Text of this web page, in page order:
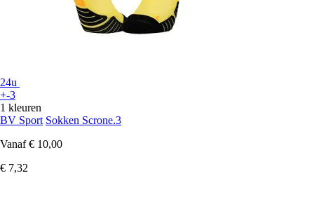
24u
+-3
1 kleuren
BV Sport Sokken Scrone.3
Vanaf € 10,00
€ 7,32